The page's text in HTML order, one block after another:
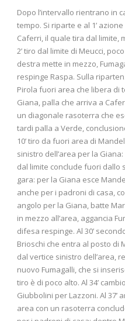
Dopo l’intervallo rientrano in
tempo. Si riparte e al 1’
Caferri, il quale tira dal limite,
2’ tiro dal limite di Meucci,
destra mette in mezzo,
respinge Raspa. Sulla
Pirola fuori area che libera di
Giana, palla che arriva a
un diagonale rasoterra che
tardi palla a Verde,
10’ tiro da fuori area di
sinistro dell’area per la
dal limite conclude fuori dallo
gara: per la Giana esce
anche per i padroni di casa,
angolo per la Giana, batte
in mezzo all’area, aggancia
difesa respinge. Al 30’
Brioschi che entra al posto di
dal vertice sinistro dell’area,
nuovo Fumagalli, che si
tiro è di poco alto. Al 34’
Giubbolini per Lazzoni. Al 37’
area con un rasoterra